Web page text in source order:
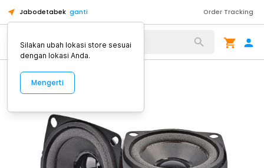
Jabodetabek ganti Order Tracking
Alat Kopi
Silakan ubah lokasi store sesuai
dengan lokasi Anda.
Mengerti